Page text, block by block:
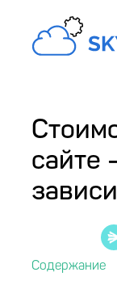
сайте